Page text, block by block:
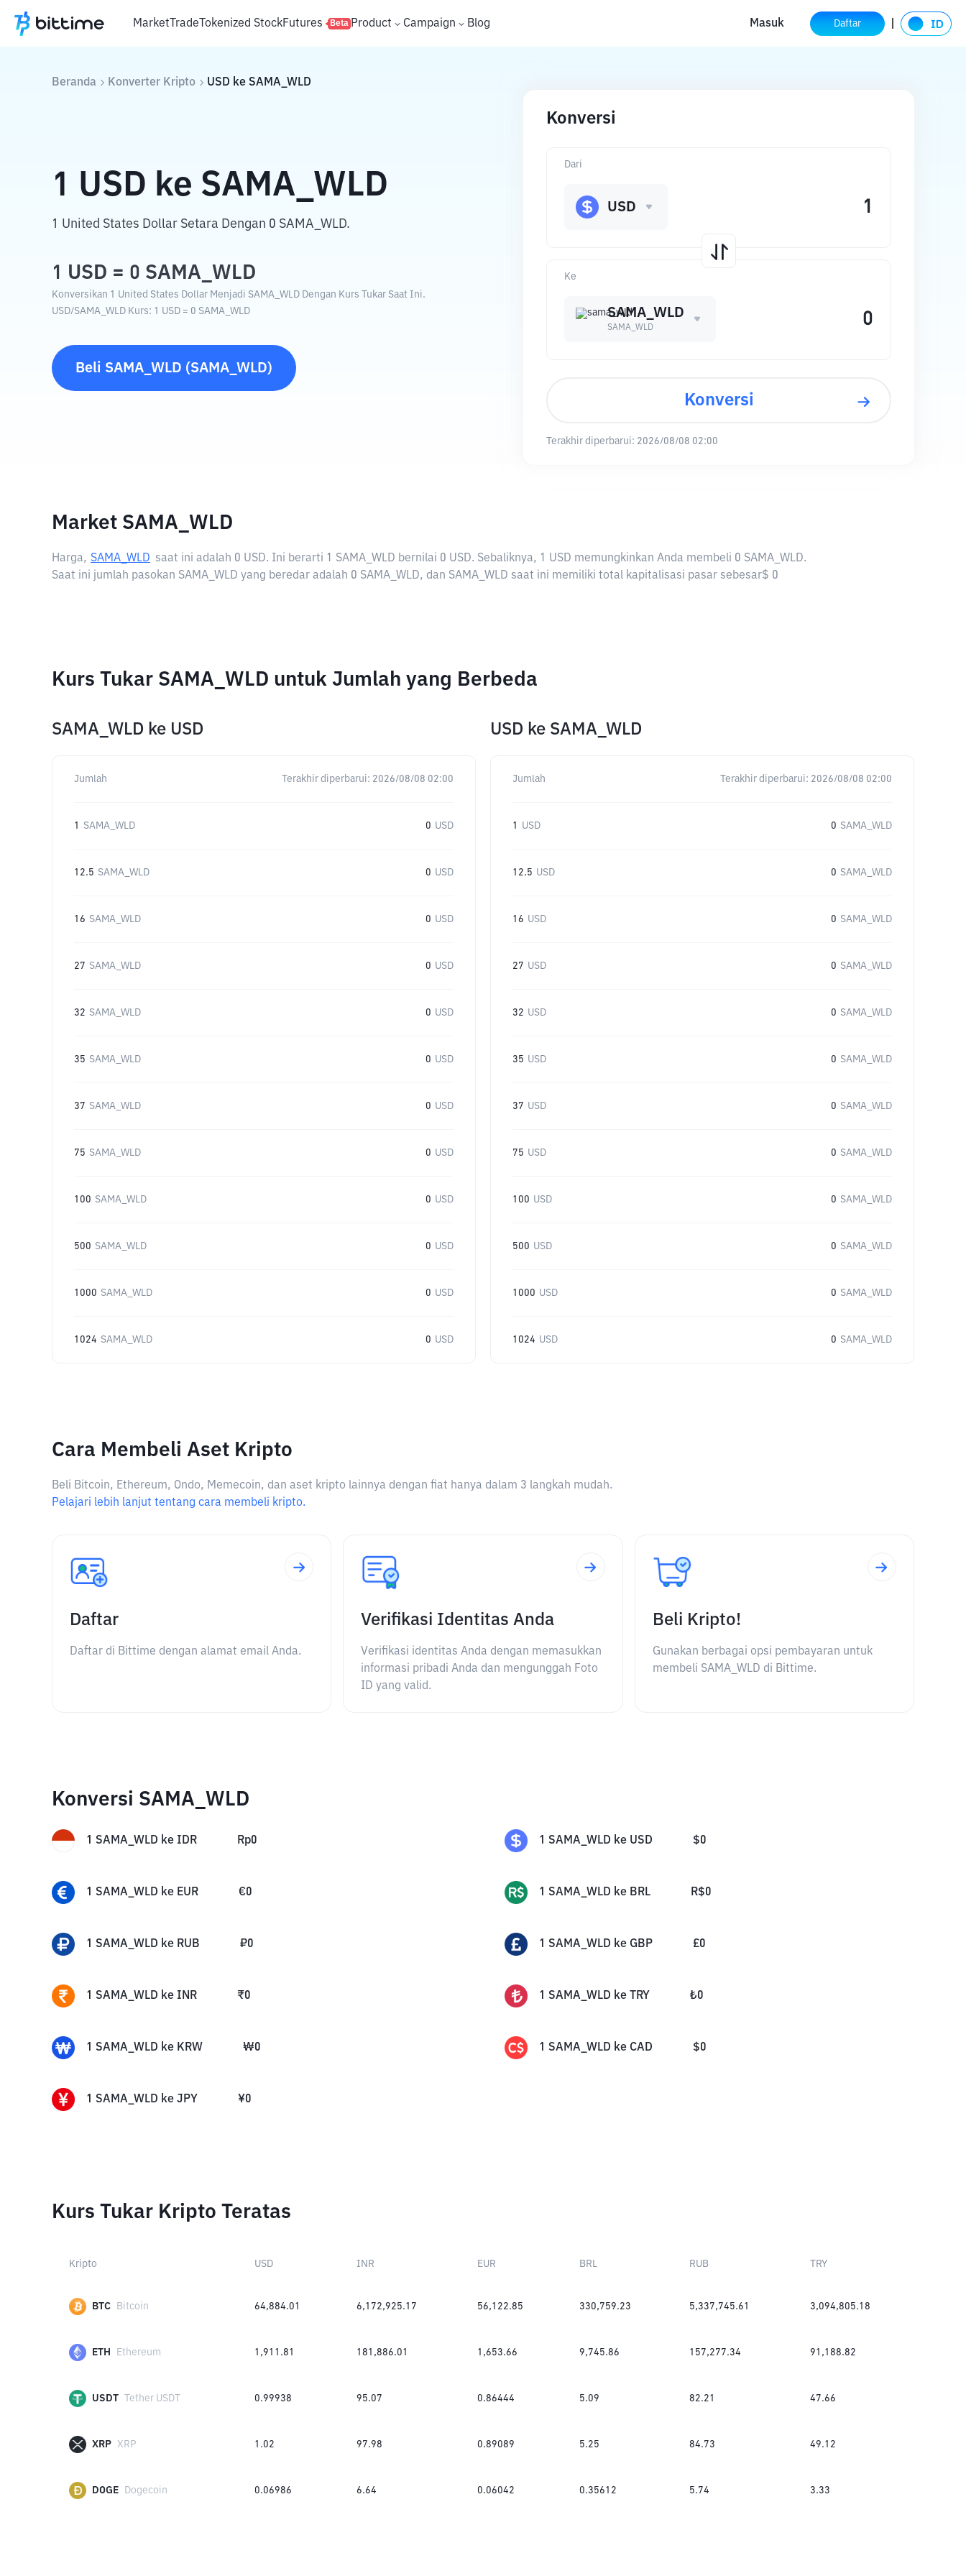
MarketTradeTokenized StockFutures Beta Product Campaign Blog Masuk Daftar
Beranda Konverter Kripto USD ke SAMA_WLD
1 USD ke SAMA_WLD
1 United States Dollar Setara Dengan 0 SAMA_WLD.
1 USD = 0 SAMA_WLD
Konversikan 1 United States Dollar Menjadi SAMA_WLD Dengan Kurs Tukar Saat Ini.
USD/SAMA_WLD Kurs: 1 USD = 0 SAMA_WLD
Beli SAMA_WLD (SAMA_WLD)
Konversi
Ke
SAMA_WLD
SAMA_WLD
Dari
USD
Konversi
Terakhir diperbarui: 2026/08/08 02:00
Market SAMA_WLD
Harga, SAMA_WLD saat ini adalah 0 USD. Ini berarti 1 SAMA_WLD bernilai 0 USD. Sebaliknya, 1 USD memungkinkan Anda membeli 0 SAMA_WLD.
Saat ini jumlah pasokan SAMA_WLD yang beredar adalah 0 SAMA_WLD, dan SAMA_WLD saat ini memiliki total kapitalisasi pasar sebesar$ 0
Kurs Tukar SAMA_WLD untuk Jumlah yang Berbeda
SAMA_WLD ke USD
Jumlah Terakhir diperbarui: 2026/08/08 02:00
1 SAMA_WLD 0 USD
12.5 SAMA_WLD 0 USD
16 SAMA_WLD 0 USD
27 SAMA_WLD 0 USD
32 SAMA_WLD 0 USD
35 SAMA_WLD 0 USD
37 SAMA_WLD 0 USD
75 SAMA_WLD 0 USD
100 SAMA_WLD 0 USD
500 SAMA_WLD 0 USD
1000 SAMA_WLD 0 USD
1024 SAMA_WLD 0 USD
USD ke SAMA_WLD
Jumlah Terakhir diperbarui: 2026/08/08 02:00
1 USD 0 SAMA_WLD
12.5 USD 0 SAMA_WLD
16 USD 0 SAMA_WLD
27 USD 0 SAMA_WLD
32 USD 0 SAMA_WLD
35 USD 0 SAMA_WLD
37 USD 0 SAMA_WLD
75 USD 0 SAMA_WLD
100 USD 0 SAMA_WLD
500 USD 0 SAMA_WLD
1000 USD 0 SAMA_WLD
1024 USD 0 SAMA_WLD
Cara Membeli Aset Kripto
Beli Bitcoin, Ethereum, Ondo, Memecoin, dan aset kripto lainnya dengan fiat hanya dalam 3 langkah mudah.
Pelajari lebih lanjut tentang cara membeli kripto.
Daftar
Daftar di Bittime dengan alamat email Anda.
Verifikasi Identitas Anda
Verifikasi identitas Anda dengan memasukkan
informasi pribadi Anda dan mengunggah Foto
ID yang valid.
Beli Kripto!
Gunakan berbagai opsi pembayaran untuk
membeli SAMA_WLD di Bittime.
Konversi SAMA_WLD
1 SAMA_WLD ke IDR Rp0 1 SAMA_WLD ke USD $0
1 SAMA_WLD ke EUR €0 1 SAMA_WLD ke BRL R$0
1 SAMA_WLD ke RUB ₽0 1 SAMA_WLD ke GBP £0
1 SAMA_WLD ke INR ₹0 1 SAMA_WLD ke TRY ₺0
1 SAMA_WLD ke KRW ₩0 1 SAMA_WLD ke CAD $0
1 SAMA_WLD ke JPY ¥0
Kurs Tukar Kripto Teratas
Kripto USD INR EUR BRL RUB TRY
BTC Bitcoin 64,884.01 6,172,925.17 56,122.85 330,759.23 5,337,745.61 3,094,805.18
ETH Ethereum 1,911.81 181,886.01 1,653.66 9,745.86 157,277.34 91,188.82
USDT Tether USDT 0.99938 95.07 0.86444 5.09 82.21 47.66
XRP XRP 1.02 97.98 0.89089 5.25 84.73 49.12
DOGE Dogecoin 0.06986 6.64 0.06042 0.35612 5.74 3.33